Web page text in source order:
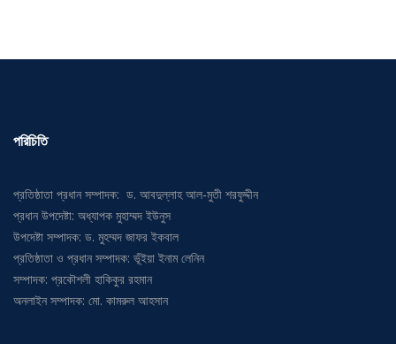
পরিচিতি
প্রতিষ্ঠাতা প্রধান সম্পাদক: ড. আবদুল্লাহ আল-মুতী শরফুদ্দীন
প্রধান উপদেষ্টা: অধ্যাপক মুহাম্মদ ইউনুস
উপদেষ্টা সম্পাদক: ড. মুহম্মদ জাফর ইকবাল
প্রতিষ্ঠাতা ও প্রধান সম্পাদক: ভূঁইয়া ইনাম লেনিন
সম্পাদক: প্রকৌশলী হাকিকুর রহমান
অনলাইন সম্পাদক: মো. কামরুল আহসান